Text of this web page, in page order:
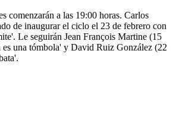
comenzarán a las 19:00 horas. Carlos
de inaugurar el ciclo el 23 de febrero con
Le seguirán Jean François Martine (15
una tómbola' y David Ruiz González (22